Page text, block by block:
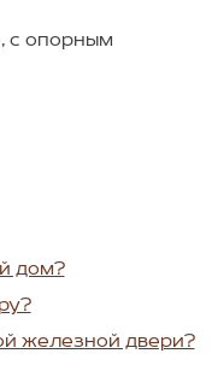
с опорным
дом?
железной двери?